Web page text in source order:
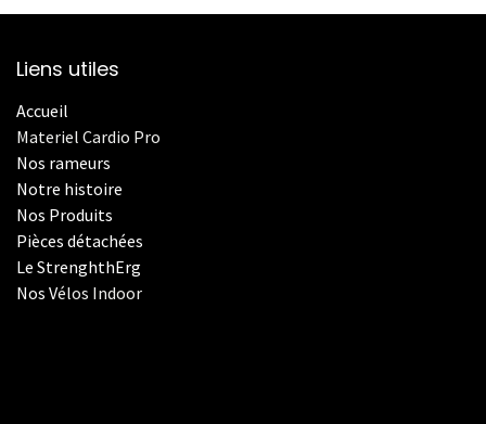
Liens utiles
Accueil
Materiel Cardio Pro
Nos rameurs
Notre histoire
Nos Produits
Pièces détachées
Le StrenghthErg
Nos Vélos Indoor